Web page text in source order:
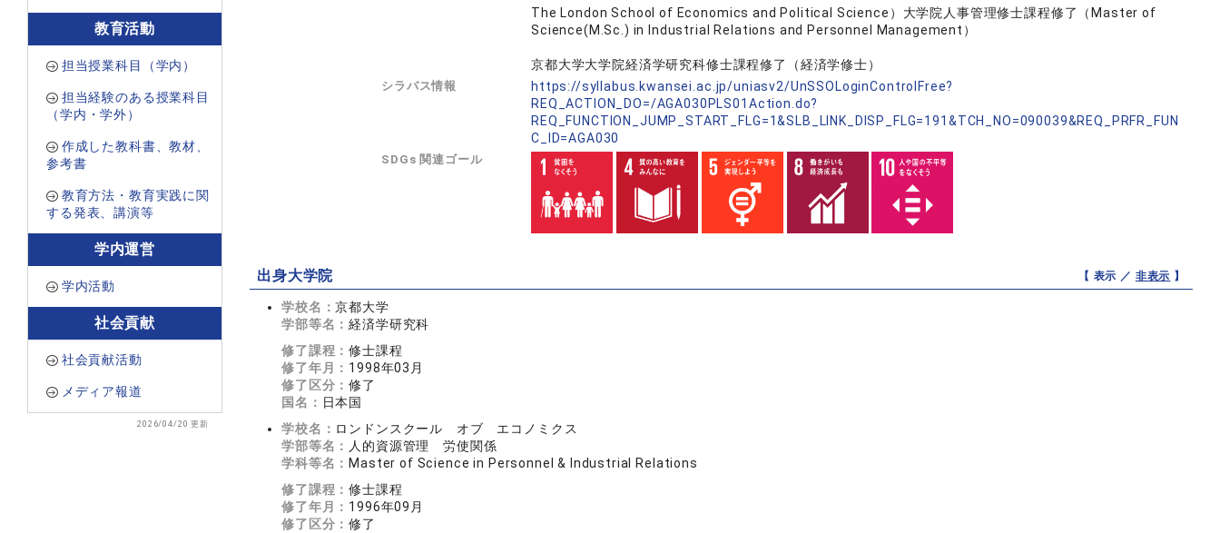
教育活動
担当授業科目（学内）
担当経験のある授業科目
（学内・学外）
作成した教科書、教材、
参考書
教育方法・教育実践に関
する発表、講演等
学内運営
学内活動
社会貢献
社会貢献活動
メディア報道
2026/04/20 更新
The London School of Economics and Political Science）大学院人事管理修士課程修了（Master of
Science(M.Sc.) in Industrial Relations and Personnel Management）
京都大学大学院経済学研究科修士課程修了（経済学修士）
シラバス情報
https://syllabus.kwansei.ac.jp/uniasv2/UnSSOLoginControlFree?
REQ_ACTION_DO=/AGA030PLS01Action.do?
REQ_FUNCTION_JUMP_START_FLG=1&SLB_LINK_DISP_FLG=191&TCH_NO=090039&REQ_PRFR_FUN
C_ID=AGA030
SDGs 関連ゴール
出身大学院 【 表示 ／ 非表示 】
学校名：京都大学
学部等名：経済学研究科
修了課程：修士課程
修了年月： 1998年03月
修了区分：修了
国名： 日本国
学校名： ロンドンスクール オブ エコノミクス
学部等名： 人的資源管理 労使関係
学科等名： Master of Science in Personnel & Industrial Relations
修了課程：修士課程
修了年月： 1996年09月
修了区分：修了